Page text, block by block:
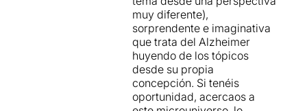
muy diferente),
sorprendente e imaginativa
que trata del Alzheimer
huyendo de los tópicos
desde su propia
concepción. Si tenéis
oportunidad, acercaos a